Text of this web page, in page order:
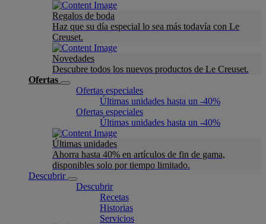
Regalos de boda
Haz que su día especial lo sea más todavía con Le
Creuset.
Novedades
Descubre todos los nuevos productos de Le Creuset.
Ofertas
Ofertas especiales
Últimas unidades hasta un -40%
Ofertas especiales
Últimas unidades hasta un -40%
Últimas unidades
Ahorra hasta 40% en artículos de fin de gama,
disponibles solo por tiempo limitado.
Descubrir
Descubrir
Recetas
Historias
Servicios